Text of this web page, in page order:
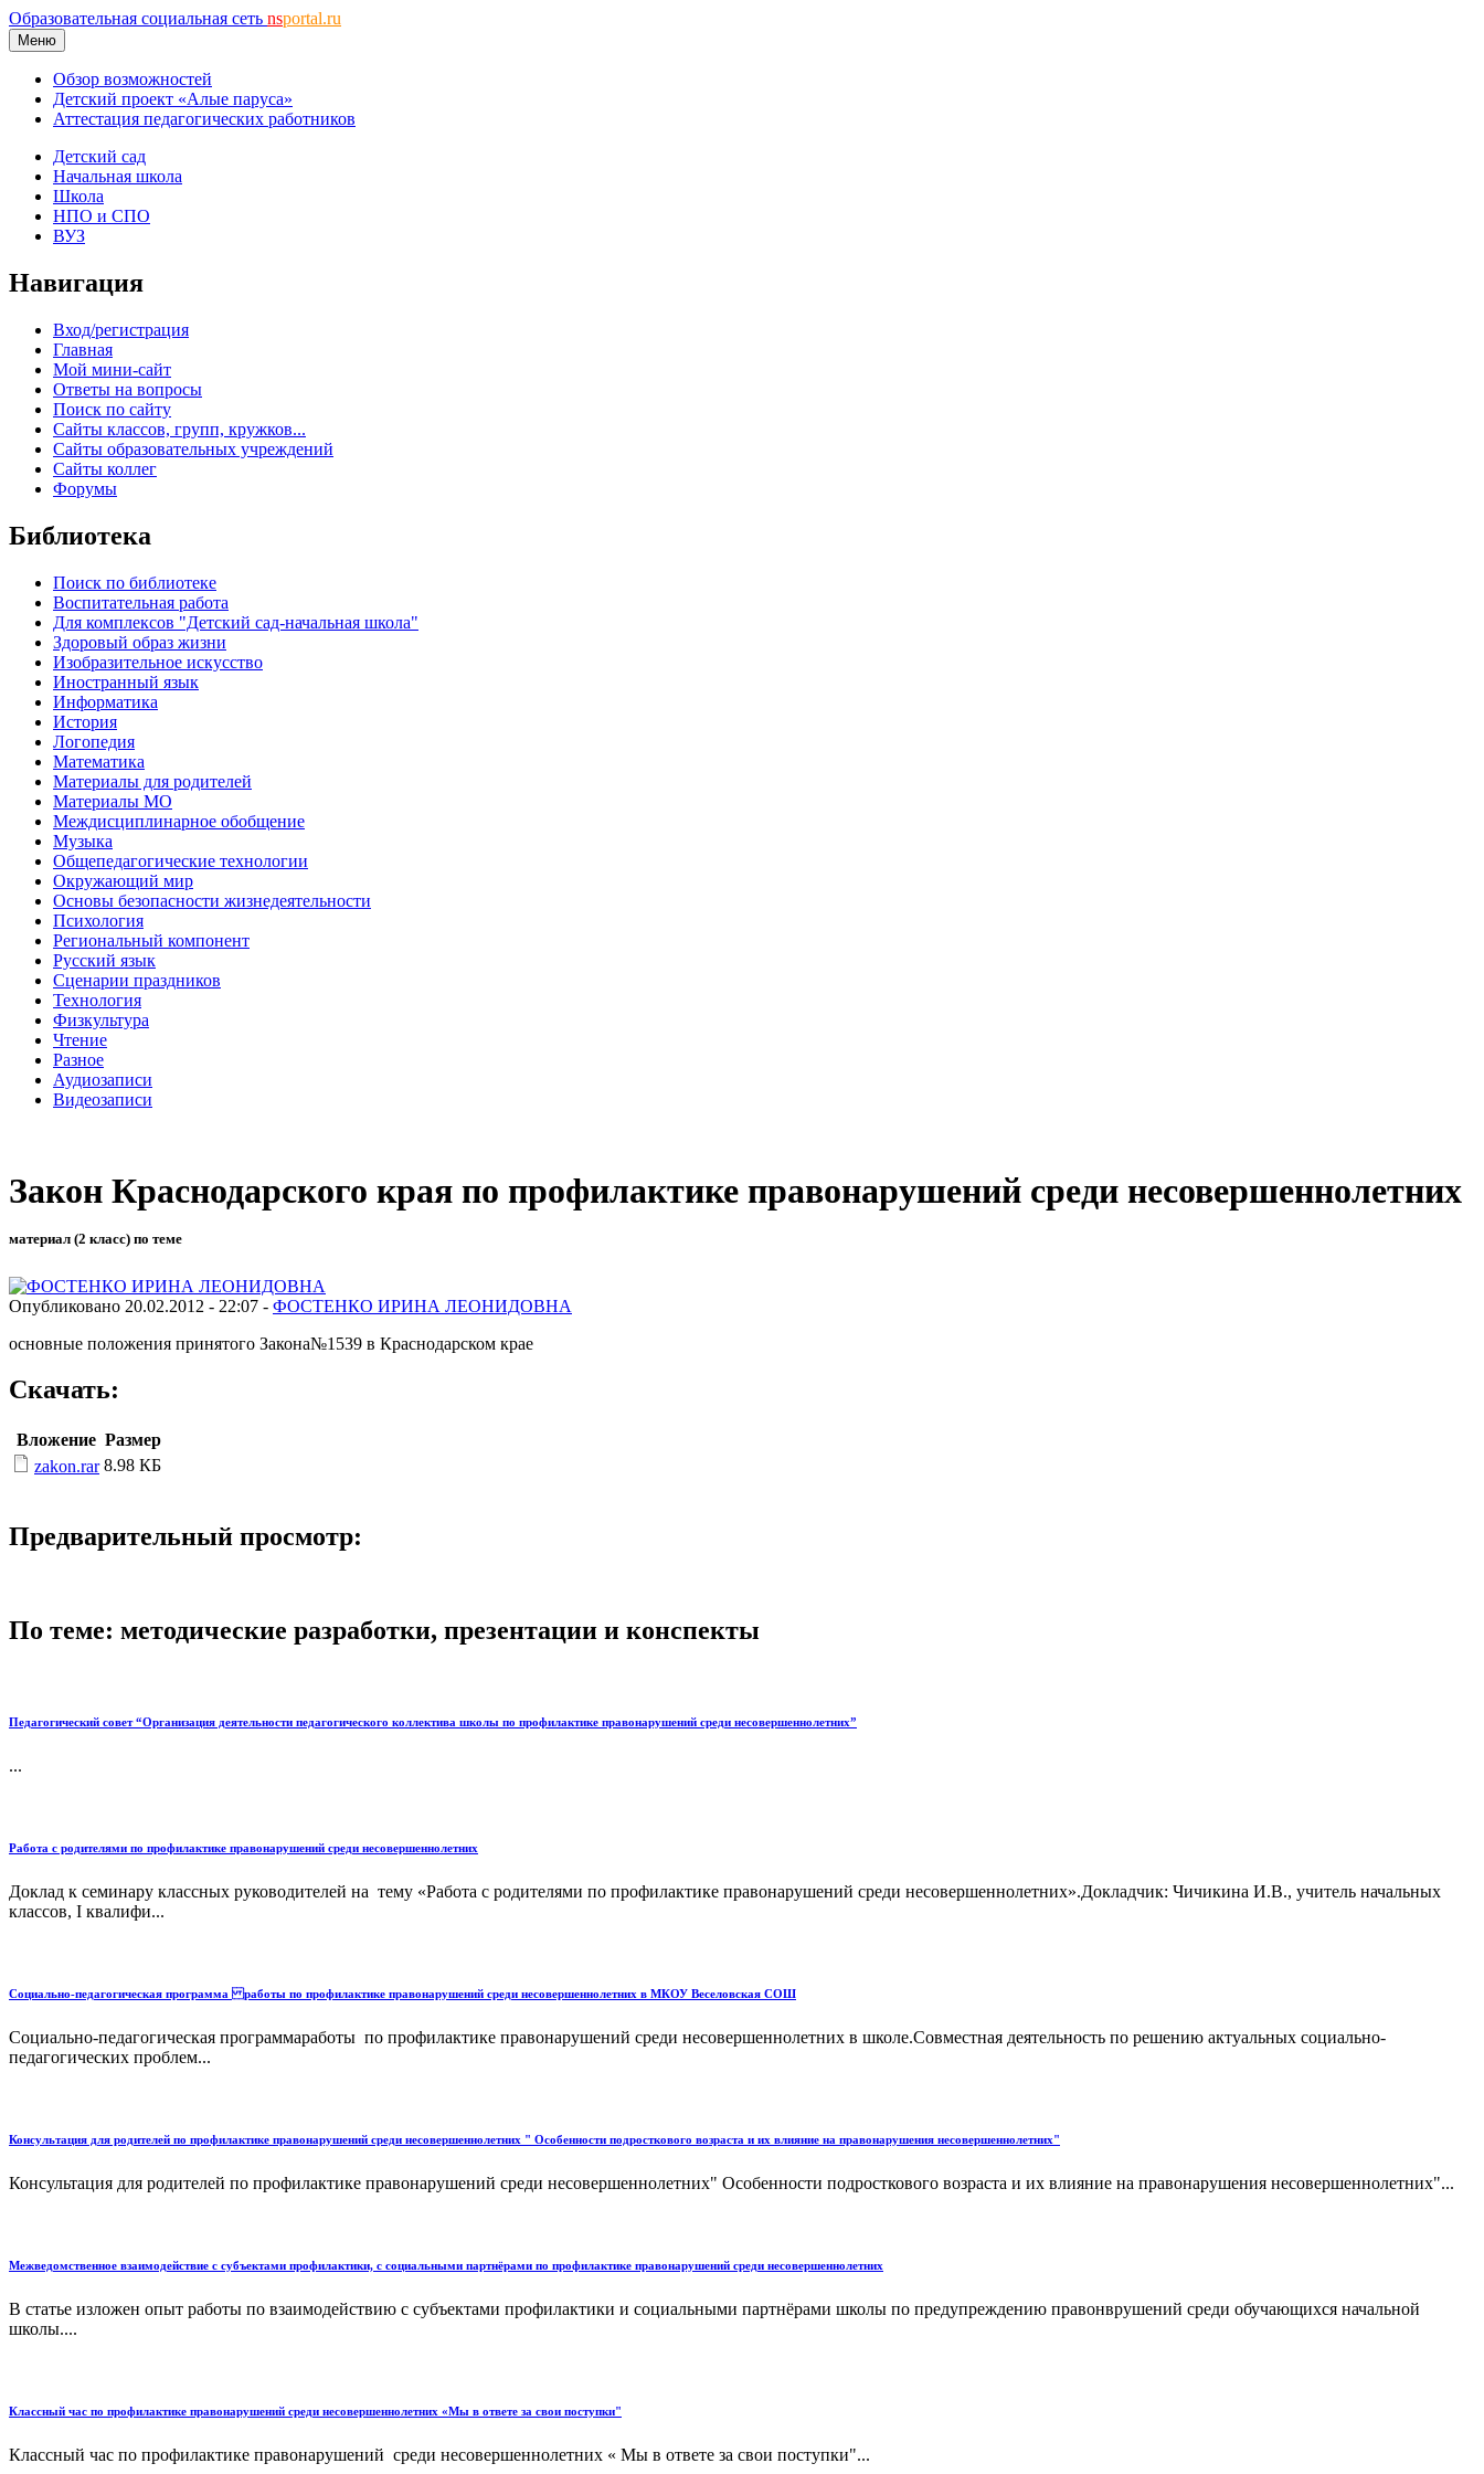
Образовательная социальная сеть nsportal.ru
Меню
Обзор возможностей
Детский проект «Алые паруса»
Аттестация педагогических работников
Детский сад
Начальная школа
Школа
НПО и СПО
ВУЗ
Навигация
Вход/регистрация
Главная
Мой мини-сайт
Ответы на вопросы
Поиск по сайту
Сайты классов, групп, кружков...
Сайты образовательных учреждений
Сайты коллег
Форумы
Библиотека
Поиск по библиотеке
Воспитательная работа
Для комплексов "Детский сад-начальная школа"
Здоровый образ жизни
Изобразительное искусство
Иностранный язык
Информатика
История
Логопедия
Математика
Материалы для родителей
Материалы МО
Междисциплинарное обобщение
Музыка
Общепедагогические технологии
Окружающий мир
Основы безопасности жизнедеятельности
Психология
Региональный компонент
Русский язык
Сценарии праздников
Технология
Физкультура
Чтение
Разное
Аудиозаписи
Видеозаписи
Закон Краснодарского края по профилактике правонарушений среди несовершеннолетних
материал (2 класс) по теме
Опубликовано 20.02.2012 - 22:07 - ФОСТЕНКО ИРИНА ЛЕОНИДОВНА
основные положения принятого Закона№1539 в Краснодарском крае
Скачать:
Вложение Размер
zakon.rar 8.98 КБ
Предварительный просмотр:
По теме: методические разработки, презентации и конспекты
Педагогический совет “Организация деятельности педагогического коллектива школы по профилактике правонарушений среди несовершеннолетних”
...
Работа с родителями по профилактике правонарушений среди несовершеннолетних
Доклад к семинару классных руководителей на тему «Работа с родителями по профилактике правонарушений среди несовершеннолетних».Докладчик: Чичикина И.В., учитель начальных
классов, I квалифи...
Социально-педагогическая программа работы по профилактике правонарушений среди несовершеннолетних в МКОУ Веселовская СОШ
Социально-педагогическая программаработы по профилактике правонарушений среди несовершеннолетних в школе.Совместная деятельность по решению актуальных социально-
педагогических проблем...
Консультация для родителей по профилактике правонарушений среди несовершеннолетних " Особенности подросткового возраста и их влияние на правонарушения несовершеннолетних"
Консультация для родителей по профилактике правонарушений среди несовершеннолетних" Особенности подросткового возраста и их влияние на правонарушения несовершеннолетних"...
Межведомственное взаимодействие с субъектами профилактики, с социальными партнёрами по профилактике правонарушений среди несовершеннолетних
В статье изложен опыт работы по взаимодействию с субъектами профилактики и социальными партнёрами школы по предупреждению правонврушений среди обучающихся начальной
школы....
Классный час по профилактике правонарушений среди несовершеннолетних «Мы в ответе за свои поступки"
Классный час по профилактике правонарушений среди несовершеннолетних « Мы в ответе за свои поступки"...